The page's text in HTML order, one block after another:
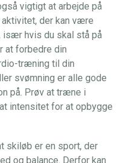
vigtigt at arbejde på
der kan være
hvis du skal stå på
at forbedre din
træning til din
svømning er alle gode
på. Prøv at træne i
intensitet for at opbygge
skiløb er en sport, der
og balance. Derfor kan